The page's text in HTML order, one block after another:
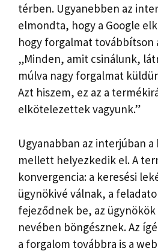
térben. Ugyanebben az
elmondta, hogy a Google
hogy forgalmat továbbítson
„Minden, amit csinálunk,
múlva nagy forgalmat
Azt hiszem, ez az a
elkötelezettek vagyunk.”
Ugyanabban az interjúban
mellett helyezkedik el. A
konvergencia: a keresési
ügynökivé válnak, a
fejeződnek be, az
nevében böngésznek. Az
a forgalom továbbra is a